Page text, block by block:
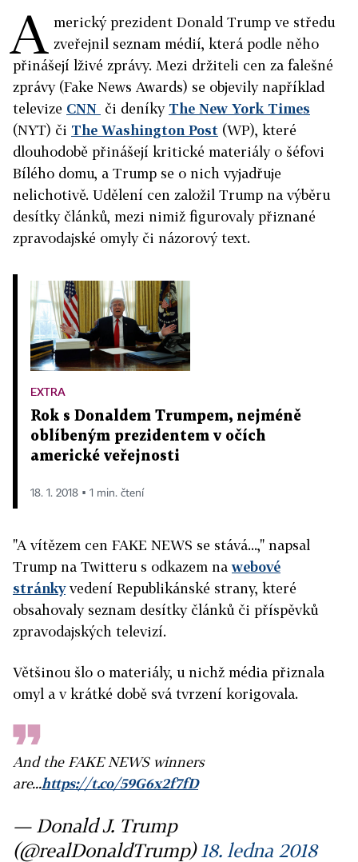
A merický prezident Donald Trump ve středu
zveřejnil seznam médií, která podle něho
přinášejí lživé zprávy. Mezi držiteli cen za falešné
zprávy (Fake News Awards) se objevily například
televize CNN či deníky The New York Times
(NYT) či The Washington Post (WP), které
dlouhodobě přinášejí kritické materiály o šéfovi
Bílého domu, a Trump se o nich vyjadřuje
nelichotivě. Udělení cen založil Trump na výběru
desítky článků, mezi nimiž figurovaly přiznané
zpravodajské omyly či názorový text.
EXTRA
Rok s Donaldem Trumpem, nejméně
oblíbeným prezidentem v očích
americké veřejnosti
18. 1. 2018 ▪ 1 min. čtení
"A vítězem cen FAKE NEWS se stává...," napsal
Trump na Twitteru s odkazem nawebové
stránkyvedení Republikánské strany, které
obsahovaly seznam desítky článků či příspěvků
zpravodajských televizí.
Většinou šlo o materiály, u nichž média přiznala
omyl a v krátké době svá tvrzení korigovala.
And the FAKE NEWS winners
are...https://t.co/59G6x2f7fD
— Donald J. Trump
(@realDonaldTrump) 18. ledna 2018